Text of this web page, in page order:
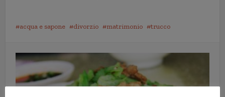
acqua e sapone divorzio matrimonio trucco